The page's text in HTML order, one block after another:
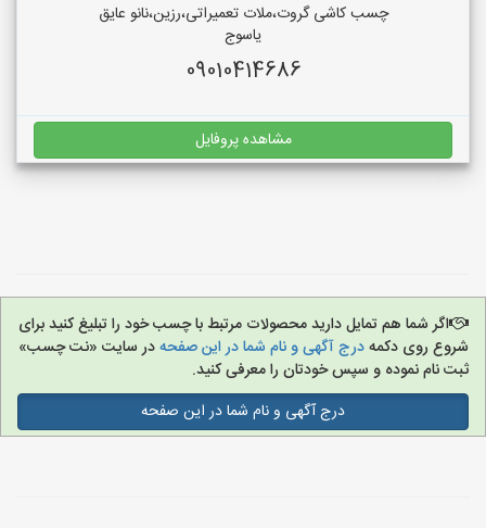
چسب کاشی گروت،ملات تعمیراتی،رزین،نانو عایق
یاسوج
09010414686
مشاهده پروفایل
اگر شما هم تمایل دارید محصولات مرتبط با چسب خود را تبلیغ کنید برای
شروع روی دکمهدرج آگهی و نام شما در این صفحهدر سایت «نت چسب»
ثبت نام نموده و سپس خودتان را معرفی کنید.
درج آگهی و نام شما در این صفحه